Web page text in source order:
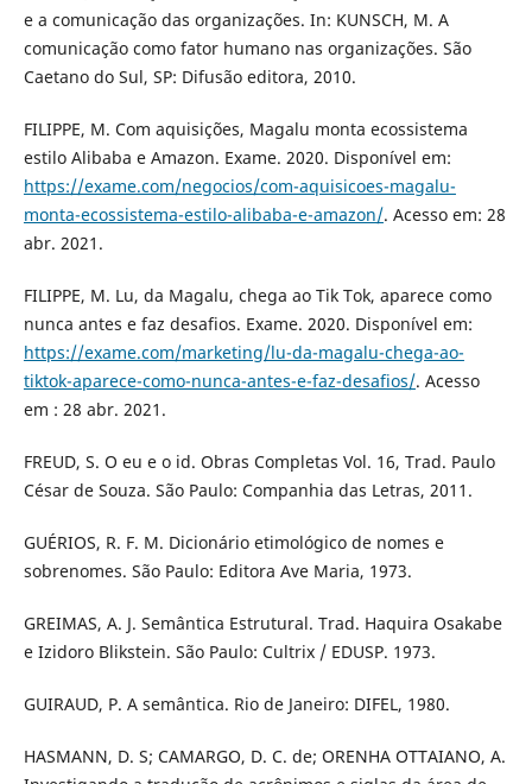
e a comunicação das organizações. In: KUNSCH, M. A
comunicação como fator humano nas organizações. São
Caetano do Sul, SP: Difusão editora, 2010.
FILIPPE, M. Com aquisições, Magalu monta ecossistema
estilo Alibaba e Amazon. Exame. 2020. Disponível em:
https://exame.com/negocios/com-aquisicoes-magalu-
monta-ecossistema-estilo-alibaba-e-amazon/. Acesso em: 28
abr. 2021.
FILIPPE, M. Lu, da Magalu, chega ao Tik Tok, aparece como
nunca antes e faz desafios. Exame. 2020. Disponível em:
https://exame.com/marketing/lu-da-magalu-chega-ao-
tiktok-aparece-como-nunca-antes-e-faz-desafios/. Acesso
em : 28 abr. 2021.
FREUD, S. O eu e o id. Obras Completas Vol. 16, Trad. Paulo
César de Souza. São Paulo: Companhia das Letras, 2011.
GUÉRIOS, R. F. M. Dicionário etimológico de nomes e
sobrenomes. São Paulo: Editora Ave Maria, 1973.
GREIMAS, A. J. Semântica Estrutural. Trad. Haquira Osakabe
e Izidoro Blikstein. São Paulo: Cultrix / EDUSP. 1973.
GUIRAUD, P. A semântica. Rio de Janeiro: DIFEL, 1980.
HASMANN, D. S; CAMARGO, D. C. de; ORENHA OTTAIANO, A.